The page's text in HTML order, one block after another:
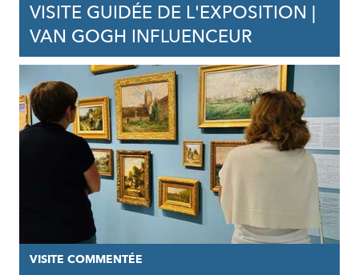
VISITE GUIDÉE DE L'EXPOSITION |
VAN GOGH INFLUENCEUR
VISITE COMMENTÉE